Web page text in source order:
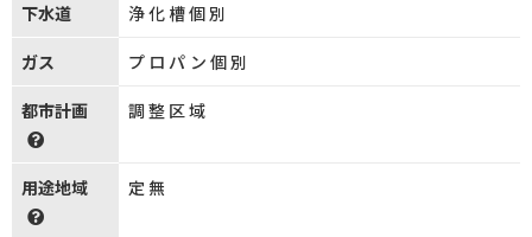
下水道 浄化槽個別
ガス プロパン個別
都市計画 調整区域
用途地域 定無